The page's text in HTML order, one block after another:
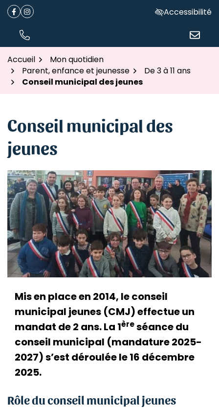
Gestion des traceurs
Aller
au
contenu
Facebook
(ouverture dans un nouvel onglet)
Instagram
(ouverture dans un nouvel onglet) Accessibilité
TÉL. NOUS
Accueil
Mon quotidien
Parent, enfance et jeunesse
De 3 à 11 ans
Conseil municipal des jeunes
Conseil municipal des
jeunes
Mis en place en 2014, le conseil
municipal jeunes (CMJ) effectue un
mandat de 2 ans. La 1èreséance du
conseil municipal (mandature 2025-
2027) s’est déroulée le 16 décembre
2025.
Rôle du conseil municipal jeunes